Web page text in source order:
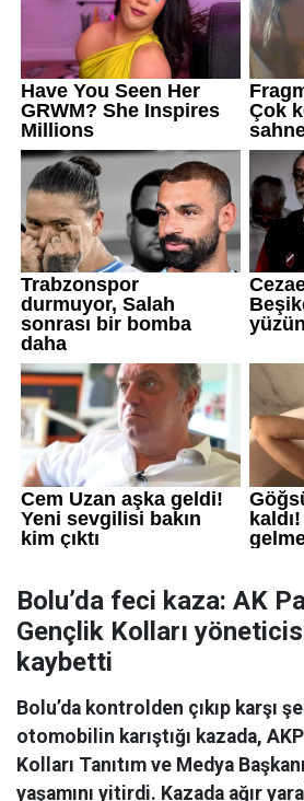
Bolu’da feci kaza: AK
Gençlik Kolları
kaybetti
Bolu’da kontrolden çıkıp karşı
otomobilin karıştığı kazada,
Kolları Tanıtım ve Medya
yaşamını yitirdi. Kazada ağır